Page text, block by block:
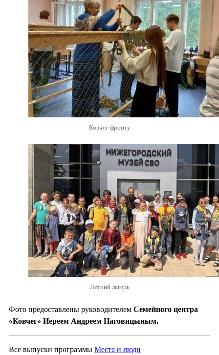
Ковчег-фронту
Летний лагерь
Фото предоставлены руководителем Семейного центра
«Ковчег» Иереем Андреем Наговицыным.
Все выпуски программы Места и люди